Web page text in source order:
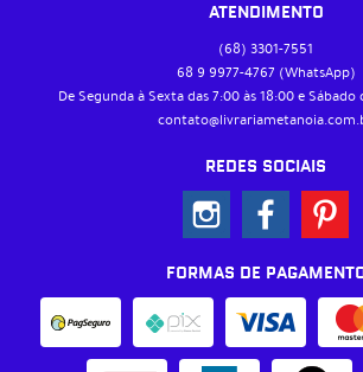
ATENDIMENTO
(68) 3301-7551
68 9 9977-4767 (WhatsApp)
De Segunda à Sexta das 7:00 às 18:00 e Sábado
REDES SOCIAIS
FORMAS DE